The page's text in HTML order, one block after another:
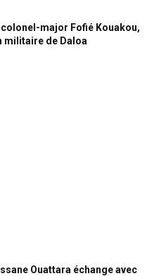
major Fofié Kouakou,
militaire de Daloa
Ouattara échange avec